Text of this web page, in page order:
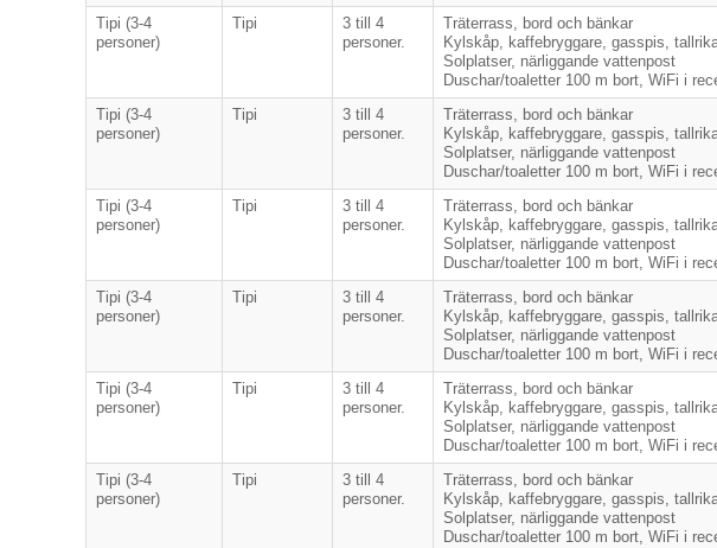
Tipi (3-4
personer)
Tipi
3 till 4
personer.
Träterrass, bord och bänkar
Kylskåp, kaffebryggare, gasspis,
Solplatser, närliggande vattenpost
Duschar/toaletter 100 m bort, WiFi i
Tipi (3-4
personer)
Tipi
3 till 4
personer.
Träterrass, bord och bänkar
Kylskåp, kaffebryggare, gasspis,
Solplatser, närliggande vattenpost
Duschar/toaletter 100 m bort, WiFi i
Tipi (3-4
personer)
Tipi
3 till 4
personer.
Träterrass, bord och bänkar
Kylskåp, kaffebryggare, gasspis,
Solplatser, närliggande vattenpost
Duschar/toaletter 100 m bort, WiFi i
Tipi (3-4
personer)
Tipi
3 till 4
personer.
Träterrass, bord och bänkar
Kylskåp, kaffebryggare, gasspis,
Solplatser, närliggande vattenpost
Duschar/toaletter 100 m bort, WiFi i
Tipi (3-4
personer)
Tipi
3 till 4
personer.
Träterrass, bord och bänkar
Kylskåp, kaffebryggare, gasspis,
Solplatser, närliggande vattenpost
Duschar/toaletter 100 m bort, WiFi i
Tipi (3-4
personer)
Tipi
3 till 4
personer.
Träterrass, bord och bänkar
Kylskåp, kaffebryggare, gasspis,
Solplatser, närliggande vattenpost
Duschar/toaletter 100 m bort, WiFi i